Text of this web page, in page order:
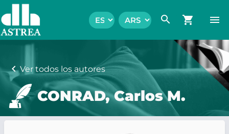
search shopping_cart menu
chevron_leftVer todos los autores
CONRAD, Carlos M.